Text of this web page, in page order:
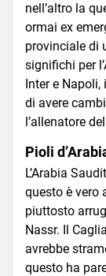
nell’altro la
ormai ex
provinciale di
significhi per
Inter e
di avere
l’allenatore
Pioli
L’Arabia
questo è vero
piuttosto
Nassr. Il
avrebbe
questo ha